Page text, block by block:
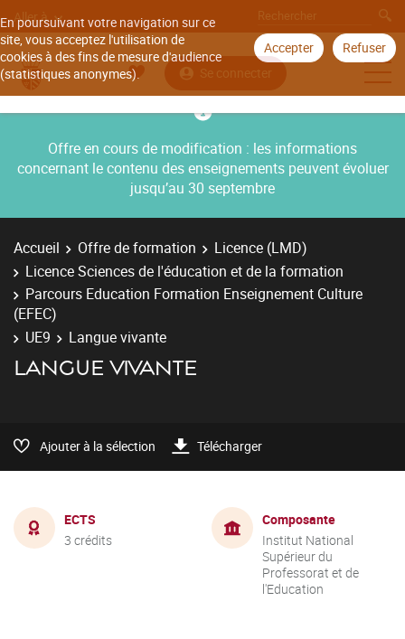
En poursuivant votre navigation sur ce
site, vous acceptez l'utilisation de
cookies à des fins de mesure d'audience
(statistiques anonymes).
Accepter Refuser
Aller à
Se connecter
Offre en cours de modification : les informations
concernant le contenu des enseignements peuvent évoluer
jusqu’au 30 septembre
Accueil Offre de formation
Licence (LMD)
Licence Sciences de l'éducation et de la formation
Parcours Education Formation Enseignement Culture
(EFEC)
UE9
Langue vivante
LANGUE VIVANTE
Ajouter à la sélection Télécharger
ECTS
3 crédits
Composante
Institut National
Supérieur du
Professorat et de
l'Education